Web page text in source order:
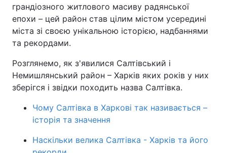
грандіозного житлового масиву радянської
епохи – цей район став цілим містом усередині
міста зі своєю унікальною історією, надбаннями
та рекордами.
Розглянемо, як з'явилися Салтівський і
Немишлянський район – Харків яких років у них
зберігся і звідки походить назва Салтівка.
Чому Салтівка в Харкові так називається –
історія та значення
Наскільки велика Салтівка - Харків та його